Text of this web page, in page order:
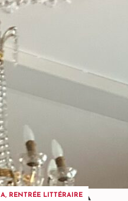
, RENTRÉE LITTÉRAIRE